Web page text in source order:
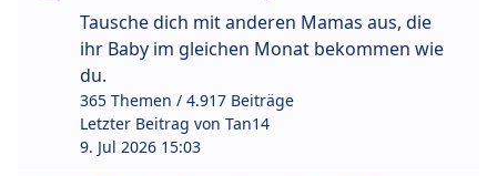
Tausche dich mit anderen Mamas aus, die
ihr Baby im gleichen Monat bekommen wie
du.
365 Themen / 4.917 Beiträge
Letzter Beitrag von Tan14
9. Jul 2026 15:03